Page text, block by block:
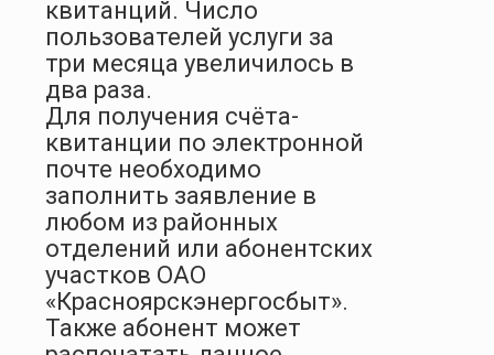
квитанций. Число
пользователей услуги за
три месяца увеличилось в
два раза.
Для получения счёта-
квитанции по электронной
почте необходимо
заполнить заявление в
любом из районных
отделений или абонентских
участков ОАО
«Красноярскэнергосбыт».
Также абонент может